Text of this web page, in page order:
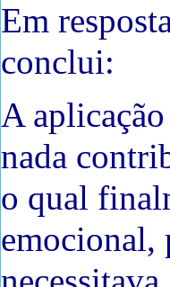
Em
conclui:
A
nada
o qual
emocional,